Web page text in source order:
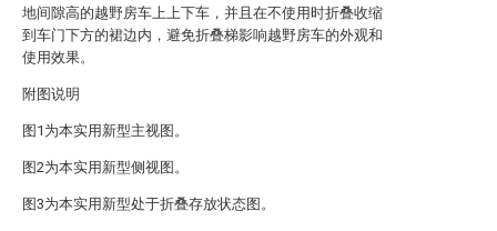
地间隙高的越野房车上上下车，并且在不使用时折叠收缩
到车门下方的裙边内，避免折叠梯影响越野房车的外观和
使用效果。
附图说明
图1为本实用新型主视图。
图2为本实用新型侧视图。
图3为本实用新型处于折叠存放状态图。